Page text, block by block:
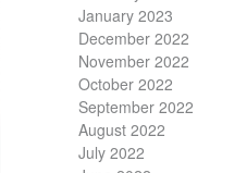
January 2023
December 2022
November 2022
October 2022
September 2022
August 2022
July 2022